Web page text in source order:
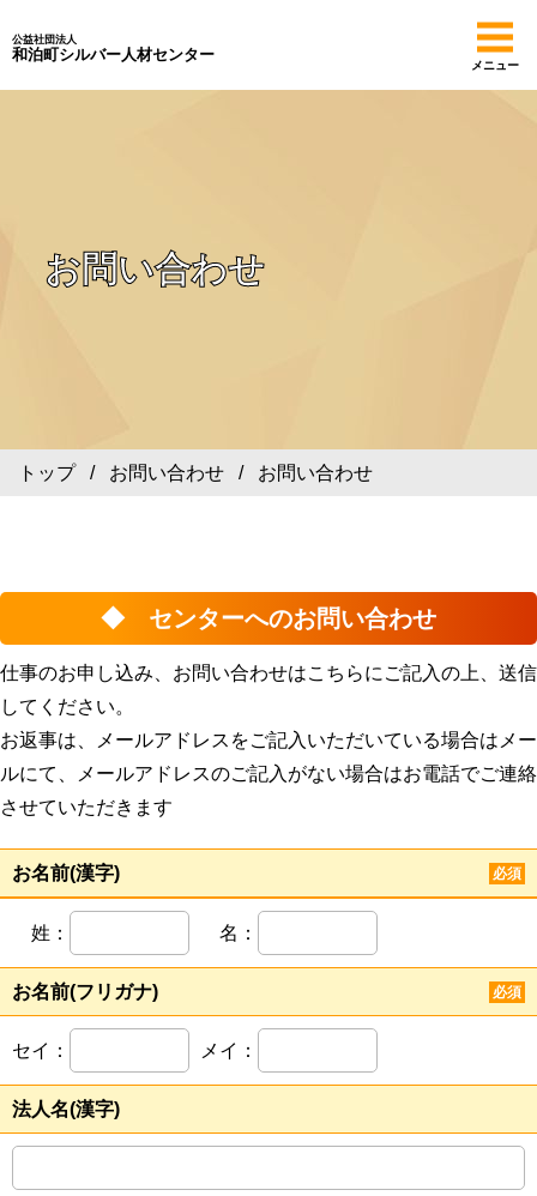
公益社団法人
和泊町シルバー人材センター
メニュー
お問い合わせ
トップ/ お問い合わせ / お問い合わせ
◆ センターへのお問い合わせ
仕事のお申し込み、お問い合わせはこちらにご記入の上、送信
してください。
お返事は、メールアドレスをご記入いただいている場合はメー
ルにて、メールアドレスのご記入がない場合はお電話でご連絡
させていただきます
お名前(漢字) 必須
姓： 名：
お名前(フリガナ) 必須
セイ： メイ：
法人名(漢字)